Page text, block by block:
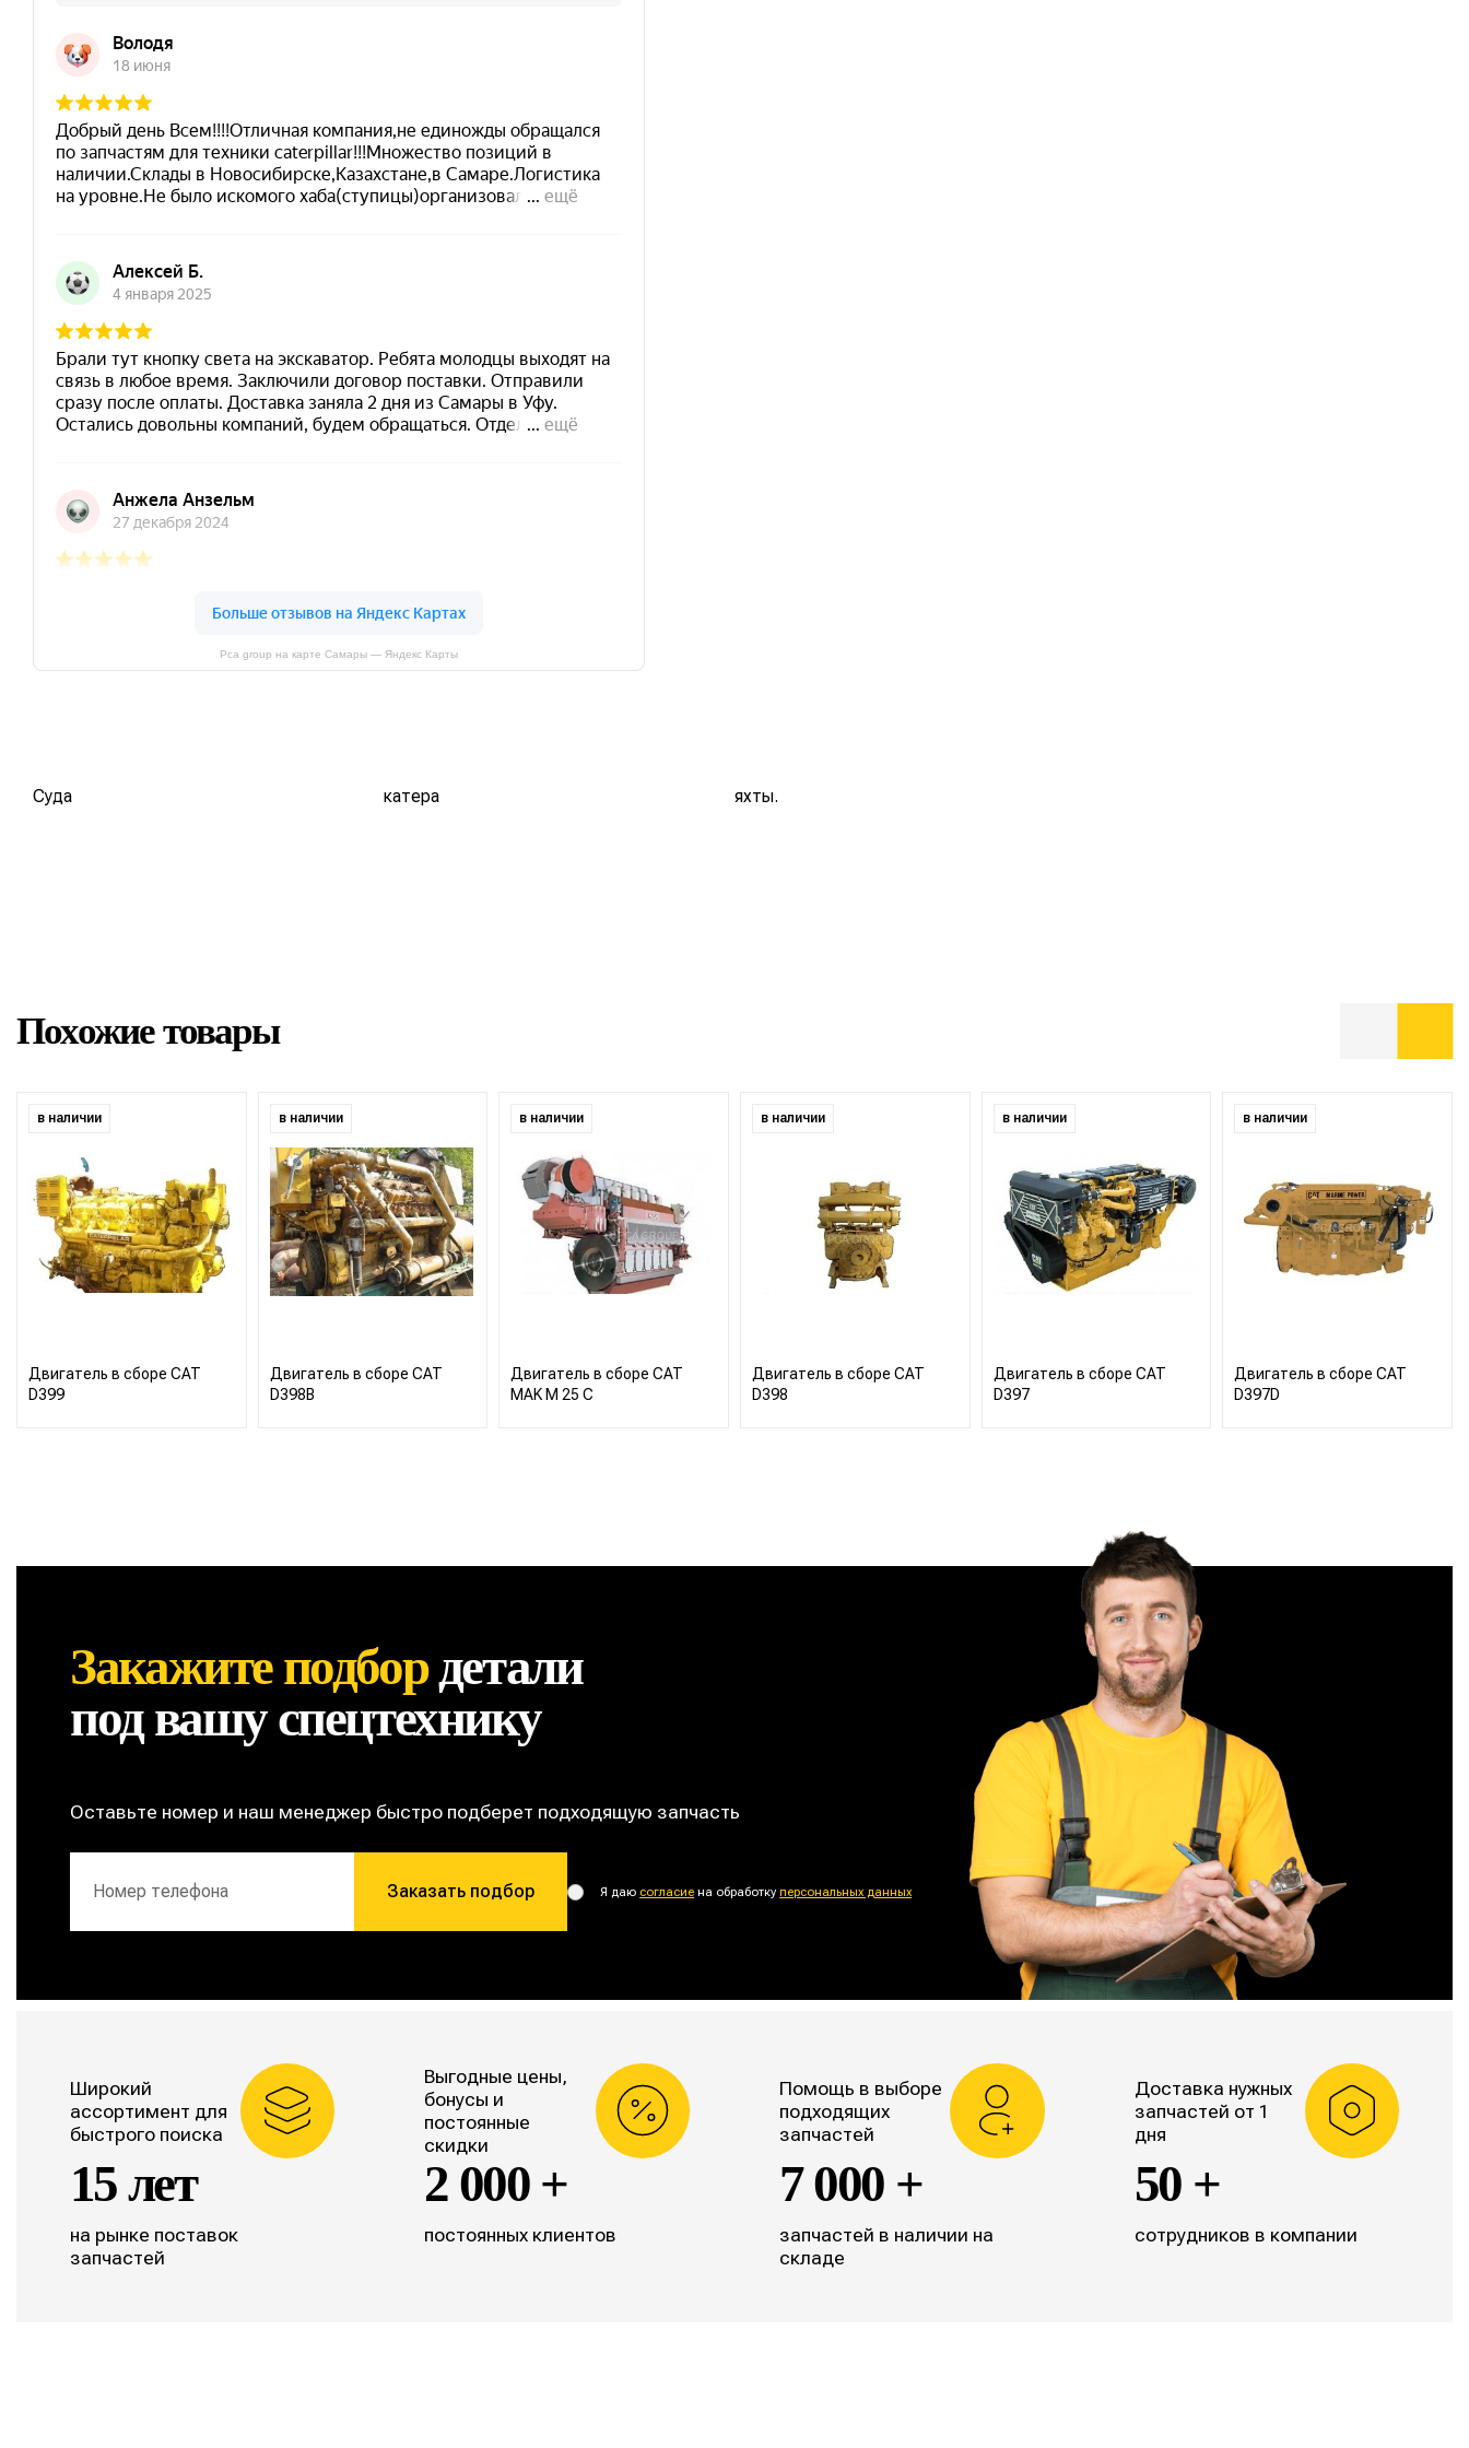
Pca group на карте Самары — Яндекс Карты
Суда катера яхты.
Похожие товары
в наличии
Двигатель в сборе CAT
D399
в наличии
Двигатель в сборе CAT
D398B
в наличии
Двигатель в сборе CAT
MAK M 25 C
в наличии
Двигатель в сборе CAT
D398
в наличии
Двигатель в сборе CAT
D397
в наличии
Двигатель в сборе CAT
D397D
Закажите подбордетали
под вашу спецтехнику
Оставьте номер и наш менеджер быстро подберет подходящую запчасть
Заказать подбор Я даю согласие на обработкуперсональных данных
Широкий
ассортимент для
быстрого поиска
15 лет
на рынке поставок
запчастей
Выгодные цены,
бонусы и
постоянные
скидки
2 000 +
постоянных клиентов
Помощь в выборе
подходящих
запчастей
7 000 +
запчастей в наличии на
складе
Доставка нужных
запчастей от 1
дня
50 +
сотрудников в компании